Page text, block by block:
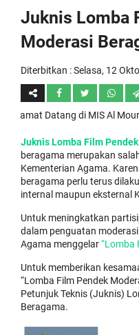
Juknis Lomba
Moderasi
Diterbitkan :Selasa, 12
Datang di MIS Al Mourky
Juknis Lomba Film
beragama merupakan
Kementerian Agama.
beragama perlu terus
internal maupun eksternal
Untuk meningkatkan
dalam penguatan
Agama menggelar“Lomba
Untuk memberikan
“Lomba Film Pendek
Petunjuk Teknis (Juknis)
Beragama.